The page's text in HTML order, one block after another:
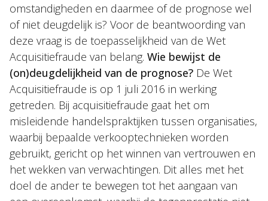
omstandigheden en daarmee of de prognose wel
of niet deugdelijk is? Voor de beantwoording van
deze vraag is de toepasselijkheid van de Wet
Acquisitiefraude van belang. Wie bewijst de
(on)deugdelijkheid van de prognose? De Wet
Acquisitiefraude is op 1 juli 2016 in werking
getreden. Bij acquisitiefraude gaat het om
misleidende handelspraktijken tussen organisaties,
waarbij bepaalde verkooptechnieken worden
gebruikt, gericht op het winnen van vertrouwen en
het wekken van verwachtingen. Dit alles met het
doel de ander te bewegen tot het aangaan van